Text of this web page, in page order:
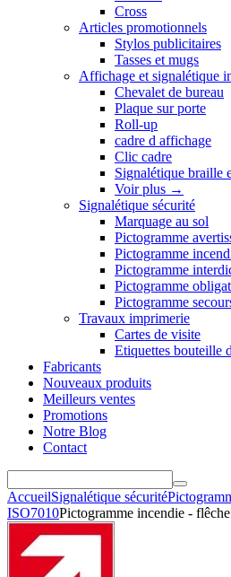
Cross
Articles promotionnels
Stylos publicitaires
Tasses et mugs
Affichage et signalétique
Chevalet de bureau
Plaque sur porte
Roll-up
cadre d affichage
Clic cadre
Signalétique braille
Voir plus →
Signalétique sécurité
Marquage au sol
Pictogramme
Pictogramme
Pictogramme
Pictogramme
Pictogramme
Travaux imprimerie
Cartes de visite
Etiquettes bouteille
Fabricants
Nouveaux produits
Meilleurs ventes
Promotions
Notre Blog
Contact
AccueilSignalétique sécurité
ISO7010Pictogramme incendie -